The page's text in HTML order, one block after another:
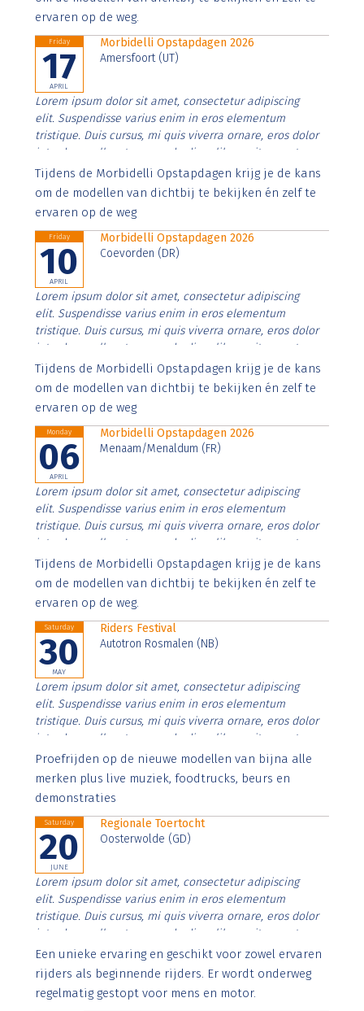
ervaren op de weg.
Friday
17
APRIL
Morbidelli Opstapdagen 2026
Amersfoort (UT)
Lorem ipsum dolor sit amet, consectetur adipiscing
elit. Suspendisse varius enim in eros elementum
tristique. Duis cursus, mi quis viverra ornare, eros dolor
interdum nulla, ut commodo diam libero vitae erat.
Aenean faucibus nibh et justo cursus id rutrum lorem
imperdiet. Nunc ut sem vitae risus tristique posuere.
Tijdens de Morbidelli Opstapdagen krijg je de kans
om de modellen van dichtbij te bekijken én zelf te
ervaren op de weg
Friday
10
APRIL
Morbidelli Opstapdagen 2026
Coevorden (DR)
Lorem ipsum dolor sit amet, consectetur adipiscing
elit. Suspendisse varius enim in eros elementum
tristique. Duis cursus, mi quis viverra ornare, eros dolor
interdum nulla, ut commodo diam libero vitae erat.
Aenean faucibus nibh et justo cursus id rutrum lorem
imperdiet. Nunc ut sem vitae risus tristique posuere.
Tijdens de Morbidelli Opstapdagen krijg je de kans
om de modellen van dichtbij te bekijken én zelf te
ervaren op de weg
Monday
06
APRIL
Morbidelli Opstapdagen 2026
Menaam/Menaldum (FR)
Lorem ipsum dolor sit amet, consectetur adipiscing
elit. Suspendisse varius enim in eros elementum
tristique. Duis cursus, mi quis viverra ornare, eros dolor
interdum nulla, ut commodo diam libero vitae erat.
Aenean faucibus nibh et justo cursus id rutrum lorem
imperdiet. Nunc ut sem vitae risus tristique posuere.
Tijdens de Morbidelli Opstapdagen krijg je de kans
om de modellen van dichtbij te bekijken én zelf te
ervaren op de weg.
Saturday
30
MAY
Riders Festival
Autotron Rosmalen (NB)
Lorem ipsum dolor sit amet, consectetur adipiscing
elit. Suspendisse varius enim in eros elementum
tristique. Duis cursus, mi quis viverra ornare, eros dolor
interdum nulla, ut commodo diam libero vitae erat.
Aenean faucibus nibh et justo cursus id rutrum lorem
imperdiet. Nunc ut sem vitae risus tristique posuere.
Proefrijden op de nieuwe modellen van bijna alle
merken plus live muziek, foodtrucks, beurs en
demonstraties
Saturday
20
JUNE
Regionale Toertocht
Oosterwolde (GD)
Lorem ipsum dolor sit amet, consectetur adipiscing
elit. Suspendisse varius enim in eros elementum
tristique. Duis cursus, mi quis viverra ornare, eros dolor
interdum nulla, ut commodo diam libero vitae erat.
Aenean faucibus nibh et justo cursus id rutrum lorem
imperdiet. Nunc ut sem vitae risus tristique posuere.
Een unieke ervaring en geschikt voor zowel ervaren
rijders als beginnende rijders. Er wordt onderweg
regelmatig gestopt voor mens en motor.